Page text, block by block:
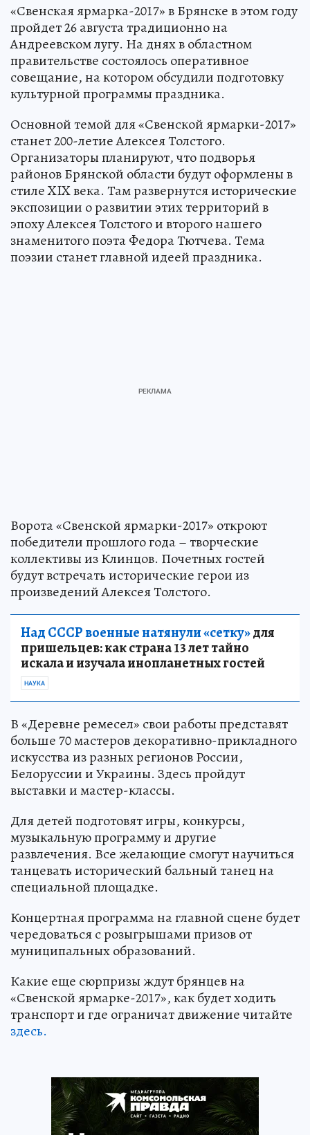
«Свенская ярмарка-2017» в Брянске в этом году
пройдет 26 августа традиционно на
Андреевском лугу. На днях в областном
правительстве состоялось оперативное
совещание, на котором обсудили подготовку
культурной программы праздника.
Основной темой для «Свенской ярмарки-2017»
станет 200-летие Алексея Толстого.
Организаторы планируют, что подворья
районов Брянской области будут оформлены в
стиле XIX века. Там развернутся исторические
экспозиции о развитии этих территорий в
эпоху Алексея Толстого и второго нашего
знаменитого поэта Федора Тютчева. Тема
поэзии станет главной идеей праздника.
Ворота «Свенской ярмарки-2017» откроют
победители прошлого года – творческие
коллективы из Клинцов. Почетных гостей
будут встречать исторические герои из
произведений Алексея Толстого.
Над СССР военные натянули «сетку»для
пришельцев: как страна 13 лет тайно
искала и изучала инопланетных гостей
НАУКА
В «Деревне ремесел» свои работы представят
больше 70 мастеров декоративно-прикладного
искусства из разных регионов России,
Белоруссии и Украины. Здесь пройдут
выставки и мастер-классы.
Для детей подготовят игры, конкурсы,
музыкальную программу и другие
развлечения. Все желающие смогут научиться
танцевать исторический бальный танец на
специальной площадке.
Концертная программа на главной сцене будет
чередоваться с розыгрышами призов от
муниципальных образований.
Какие еще сюрпризы ждут брянцев на
«Свенской ярмарке-2017», как будет ходить
транспорт и где ограничат движение читайте
здесь.